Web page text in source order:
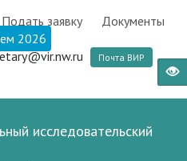
Подать заявку
Документы
2026
Почта ВИР
исследовательский